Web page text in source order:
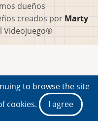
dueños
creados por Marty
Videojuego®
to browse the site
cookies.
I agree